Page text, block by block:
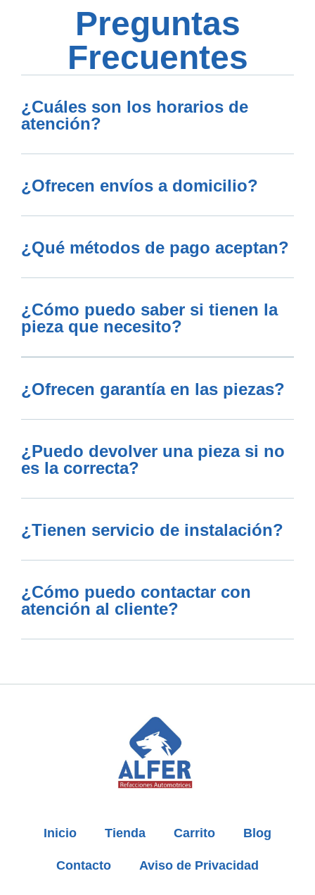
Preguntas
Frecuentes
¿Cuáles son los horarios de
atención?
¿Ofrecen envíos a domicilio?
¿Qué métodos de pago aceptan?
¿Cómo puedo saber si tienen la
pieza que necesito?
¿Ofrecen garantía en las piezas?
¿Puedo devolver una pieza si no
es la correcta?
¿Tienen servicio de instalación?
¿Cómo puedo contactar con
atención al cliente?
Inicio Tienda Carrito Blog
Contacto Aviso de Privacidad